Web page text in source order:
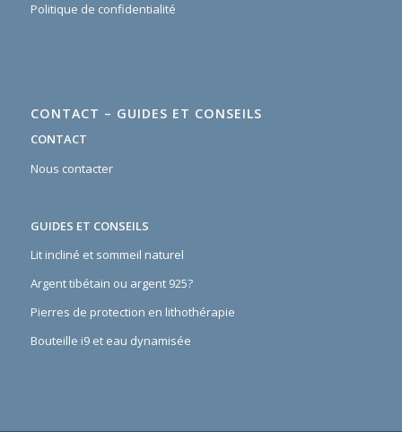
Politique de confidentialité
CONTACT – GUIDES ET CONSEILS
CONTACT
Nous contacter
GUIDES ET CONSEILS
Lit incliné et sommeil naturel
Argent tibétain ou argent 925?
Pierres de protection en lithothérapie
Bouteille i9 et eau dynamisée